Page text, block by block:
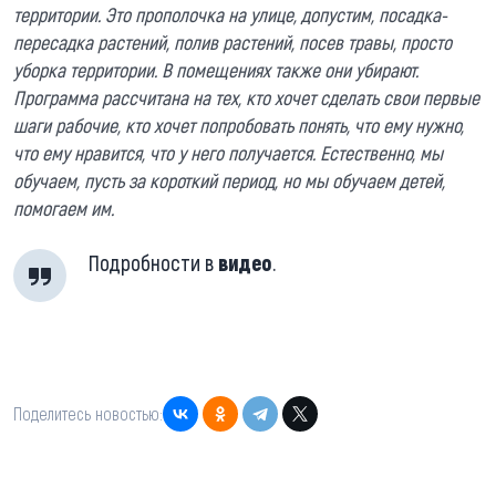
территории. Это прополочка на улице, допустим, посадка-
пересадка растений, полив растений, посев травы, просто
уборка территории. В помещениях также они убирают.
Программа рассчитана на тех, кто хочет сделать свои первые
шаги рабочие, кто хочет попробовать понять, что ему нужно,
что ему нравится, что у него получается. Естественно, мы
обучаем, пусть за короткий период, но мы обучаем детей,
помогаем им.
Подробности в видео.
Поделитесь новостью: